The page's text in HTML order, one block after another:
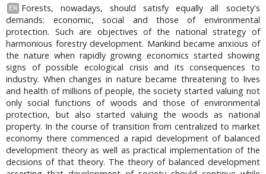
EN
Forests, nowadays, should satisfy equally all society's
demands: economic, social and those of environmental
protection. Such are objectives of the national strategy of
harmonious forestry development. Mankind became anxious of
the nature when rapidly growing economics started showing
signs of possible ecological crisis and its consequences to
industry. When changes in nature became threatening to lives
and health of millions of people, the society started valuing not
only social functions of woods and those of environmental
protection, but also started valuing the woods as national
property. In the course of transition from centralized to market
economy there commenced a rapid development of balanced
development theory as well as practical implementation of the
decisions of that theory. The theory of balanced development